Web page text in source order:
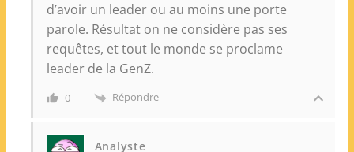
d’avoir un leader ou au moins une porte
parole. Résultat on ne considère pas ses
requêtes, et tout le monde se proclame
leader de la GenZ.
0 Répondre
Analyste